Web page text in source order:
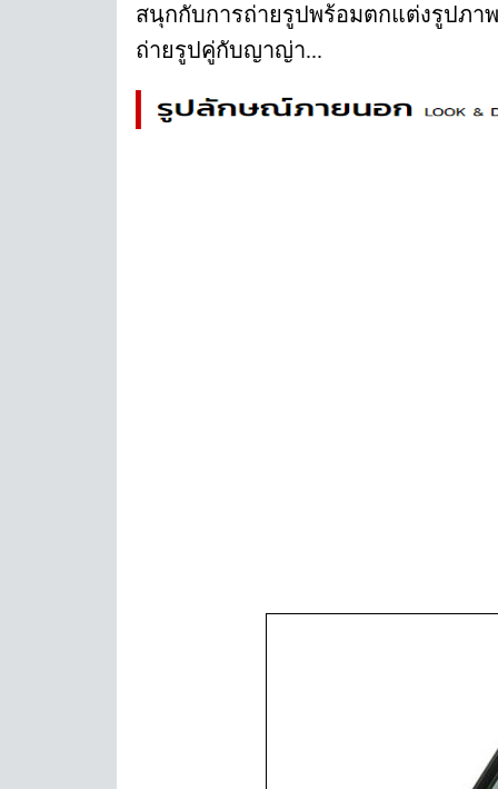
สนุกกับการถ่ายรูปพร้อมตกแต่งรูปภา
ถ่ายรูปคู่กับญาญ่า...